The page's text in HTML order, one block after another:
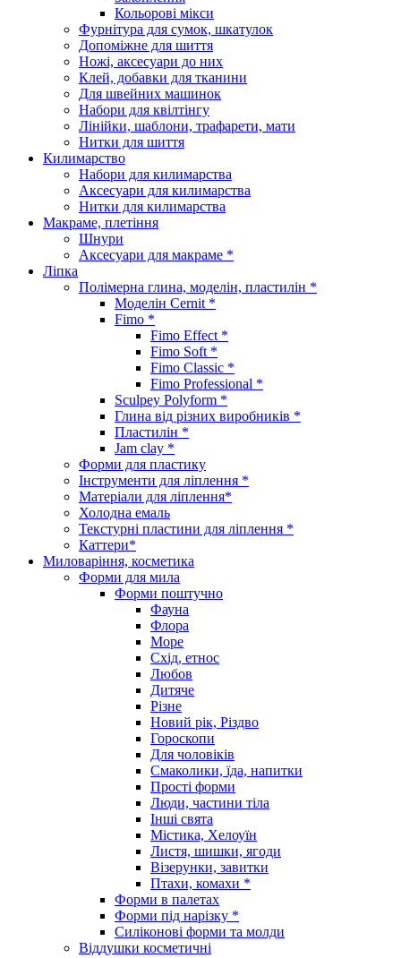
Кольорові мікси
Фурнітура для сумок, шкатулок
Допоміжне для шиття
Ножі, аксесуари до них
Клей, добавки для тканини
Для швейних машинок
Набори для квілтінгу
Лінійки, шаблони, трафарети, мати
Нитки для шиття
Килимарство
Набори для килимарства
Аксесуари для килимарства
Нитки для килимарства
Макраме, плетіння
Шнури
Аксесуари для макраме *
Ліпка
Полімерна глина, моделін, пластилін *
Моделін Cernit *
Fimo *
Fimo Effect *
Fimo Soft *
Fimo Classic *
Fimo Professional *
Sculpey Polyform *
Глина від різних виробників *
Пластилін *
Jam clay *
Форми для пластику
Інструменти для ліплення *
Матеріали для ліплення*
Холодна емаль
Текстурні пластини для ліплення *
Каттери*
Миловаріння, косметика
Форми для мила
Форми поштучно
Фауна
Флора
Море
Схід, етнос
Любов
Дитяче
Різне
Новий рік, Різдво
Гороскопи
Для чоловіків
Смаколики, їда, напитки
Прості форми
Люди, частини тіла
Інші свята
Містика, Хелоуїн
Листя, шишки, ягоди
Візерунки, завитки
Птахи, комахи *
Форми в палетах
Форми під нарізку *
Силіконові форми та молди
Віддушки косметичні